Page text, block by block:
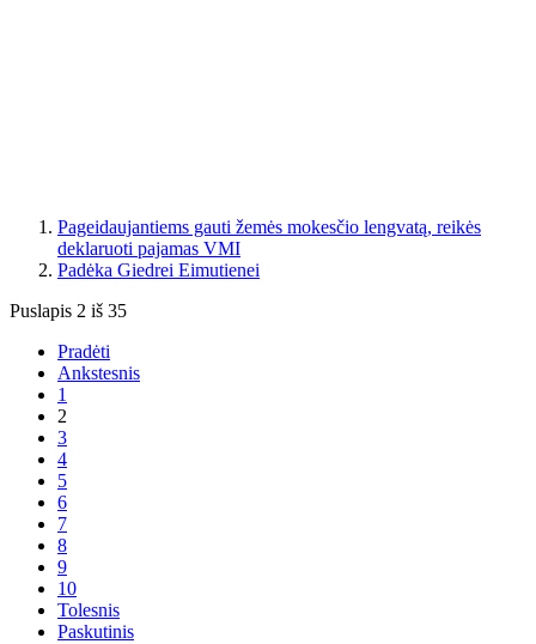
Pageidaujantiems gauti žemės mokesčio lengvatą, reikės
deklaruoti pajamas VMI
Padėka Giedrei Eimutienei
Puslapis 2 iš 35
Pradėti
Ankstesnis
1
2
3
4
5
6
7
8
9
10
Tolesnis
Paskutinis